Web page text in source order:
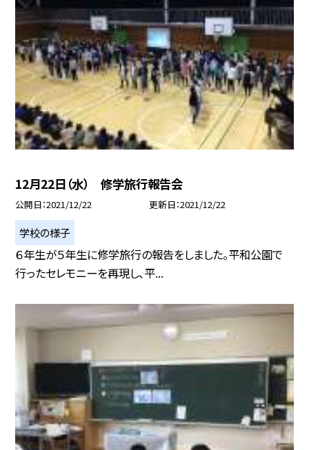
12月22日（水） 修学旅行報告会
公開日 2021/12/22 更新日 2021/12/22
学校の様子
６年生が５年生に修学旅行の報告をしました。平和公園で
行ったセレモニーを再現し、平...